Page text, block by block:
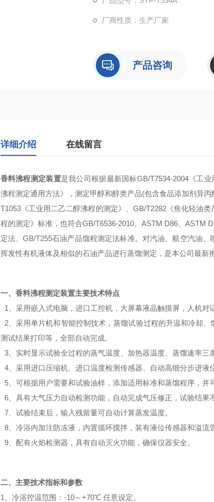
厂商性质：生产厂家
产品咨询
详细介绍 在线留言
香料沸程测定装置是我公司根据最新国标GB/T7534-2004《工
沸程测定通用方法》，测定甲醇和醇类产品(包含食品添加剂异
T1053《工业用二乙二醇沸程的测定》、GB/T2282《焦化轻油
程的测定》标准，也符合GB/T6536-2010、ASTM D86、ASTM
定法、GB/T255石油产品馏程测定法标准。对汽油、航空汽油
挥发性有机液体及相似的石油产品进行蒸馏测定，是本公司最新
一、 香料沸程测定装置主要技术特点
1、采用嵌入式电脑，进口工控机，大屏幕液晶触摸屏，人机对
2、采用单片机和智能控制技术，蒸馏试验过程的升温和冷却
测试结果打印等，全部自动完成。
3、实时显示试验全过程的蒸气温度、加热器温度、蒸馏速率三
4、采用进口压缩机、进口温度检测传感器、自动高细分步进液
5、可根据用户需要和试验油样，添加适用标准和蒸馏程序，并
6、具有大气压力自动检测功能，自动完成气压修正，试验结果
7、试验结束后，输入残留量可自动计算蒸发温度。
8、冷浴内加注防冻液，内置循环搅拌，装有液位传感器和溢流
9、配有火焰检测器，具有自动灭火功能，确保仪器安全。
二、主要技术指标和参数
1、冷浴控温范围：-10～+70℃ 任意设定。